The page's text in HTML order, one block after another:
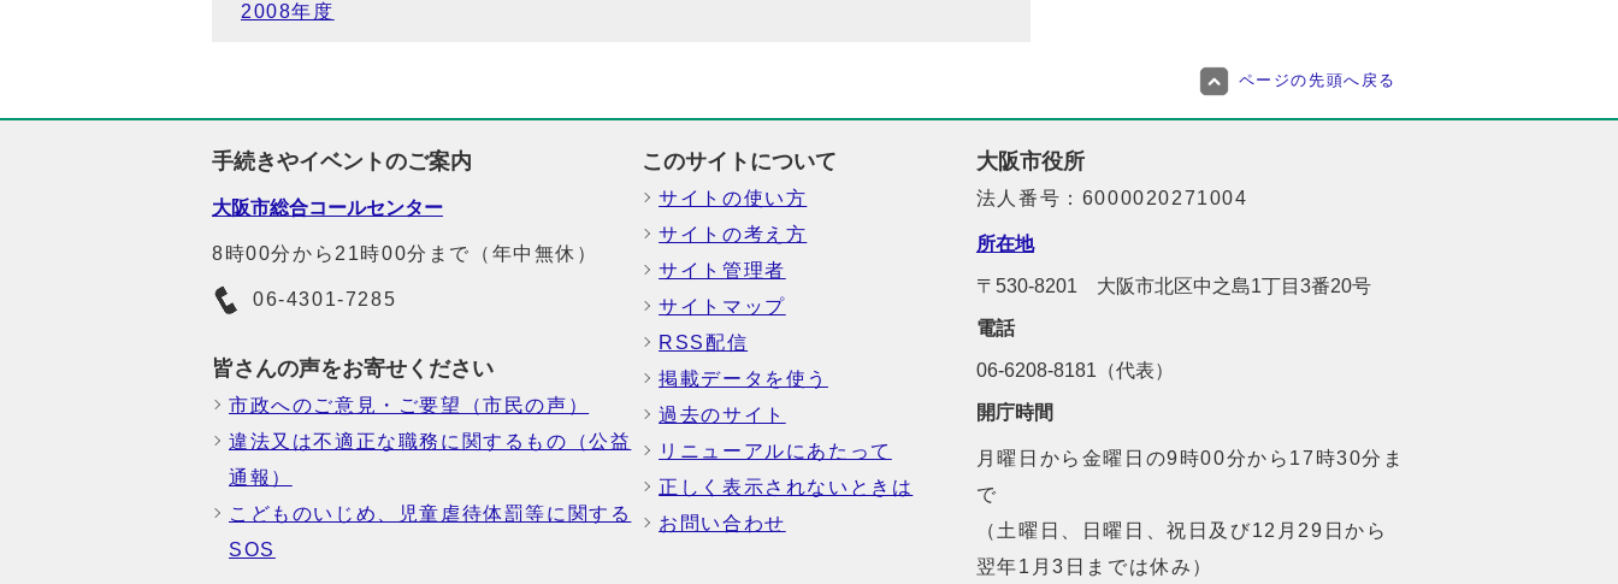
2008年度
ページの先頭へ戻る
手続きやイベントのご案内
大阪市総合コールセンター
8時00分から21時00分まで（年中無休）
06-4301-7285
皆さんの声をお寄せください
市政へのご意見・ご要望（市民の声）
違法又は不適正な職務に関するもの（公益
通報）
こどものいじめ、児童虐待体罰等に関する
SOS
このサイトについて
サイトの使い方
サイトの考え方
サイト管理者
サイトマップ
RSS配信
掲載データを使う
過去のサイト
リニューアルにあたって
正しく表示されないときは
お問い合わせ
大阪市役所
法人番号：6000020271004
所在地
〒530-8201 大阪市北区中之島1丁目3番20号
電話
06-6208-8181（代表）
開庁時間
月曜日から金曜日の9時00分から17時30分ま
で
（土曜日、日曜日、祝日及び12月29日から
翌年1月3日までは休み）